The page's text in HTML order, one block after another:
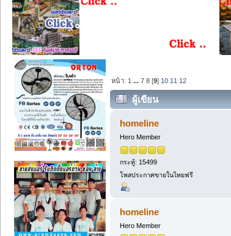
หน้า: 1 ...7 8 [9] 10 11 12
ผู้เขียน
homeline
Hero Member
กระทู้: 15499
โพสประกาศขายในไทยฟรี
homeline
Hero Member